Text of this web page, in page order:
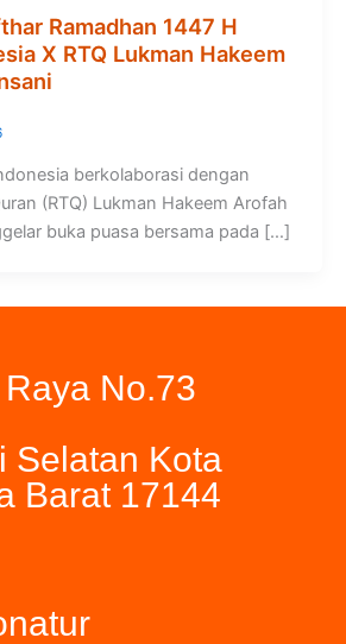
Ramadhan 1447 H
X RTQ Lukman Hakeem
berkolaborasi dengan
(RTQ) Lukman Hakeem Arofah
buka puasa bersama pada […]
No.73
Selatan Kota
Barat 17144